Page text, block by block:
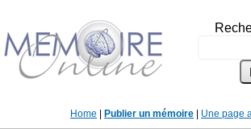
Home Publier un mémoire Une page